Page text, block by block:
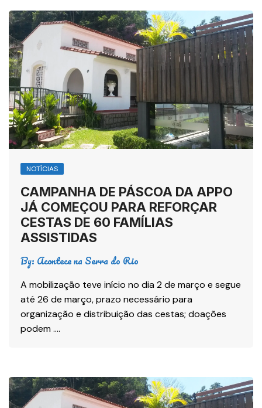
NOTÍCIAS
CAMPANHA DE PÁSCOA DA APPO
JÁ COMEÇOU PARA REFORÇAR
CESTAS DE 60 FAMÍLIAS
ASSISTIDAS
By: Acontece na Serra do Rio
A mobilização teve início no dia 2 de março e segue
até 26 de março, prazo necessário para
organização e distribuição das cestas; doações
podem ….